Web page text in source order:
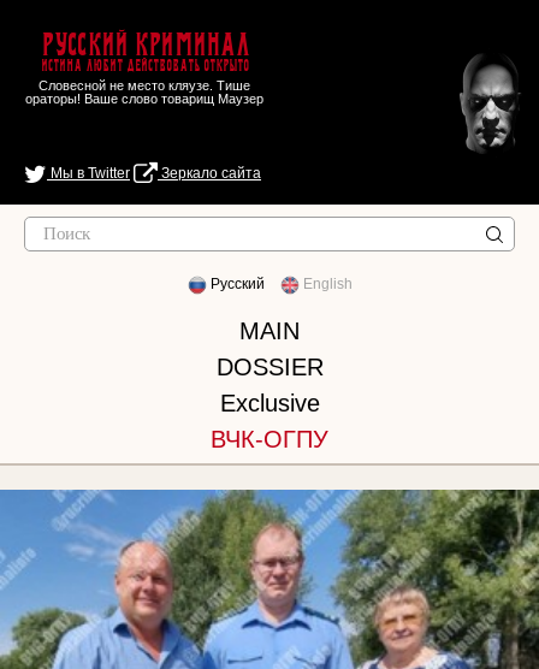
Русский Криминал
Истина любит действовать открыто
Словесной не место кляузе. Тише
ораторы! Ваше слово товарищ Маузер
Мы в Twitter Зеркало сайта
Русский English
MAIN
DOSSIER
Exclusive
ВЧК-ОГПУ